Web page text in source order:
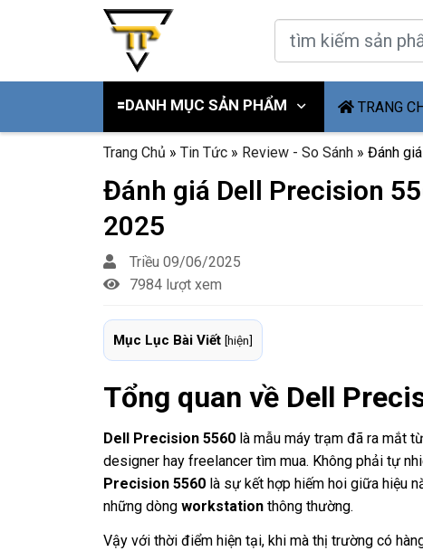
🟰DANH MỤC SẢN PHẨM TRANG
Trang Chủ » Tin Tức » Review - So Sánh » Đánh
Đánh giá Dell Precision
2025
Triều 09/06/2025
7984 lượt xem
Mục Lục Bài Viết [hiện]
Tổng quan về Dell
Dell Precision 5560 là mẫu máy trạm đã ra mắt
designer hay freelancer tìm mua. Không phải tự
Precision 5560 là sự kết hợp hiếm hoi giữa hiệu
những dòng workstation thông thường.
Vậy với thời điểm hiện tại, khi mà thị trường có